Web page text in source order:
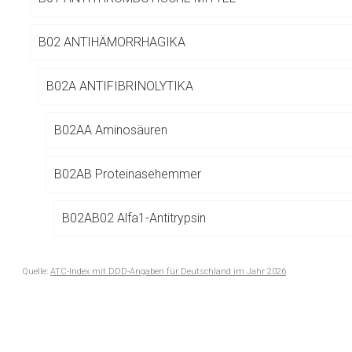
B02 ANTIHÄMORRHAGIKA
B02A ANTIFIBRINOLYTIKA
B02AA Aminosäuren
B02AB Proteinasehemmer
B02AB02 Alfa1-Antitrypsin
Quelle: ATC-Index mit DDD-Angaben für Deutschland im Jahr 2026